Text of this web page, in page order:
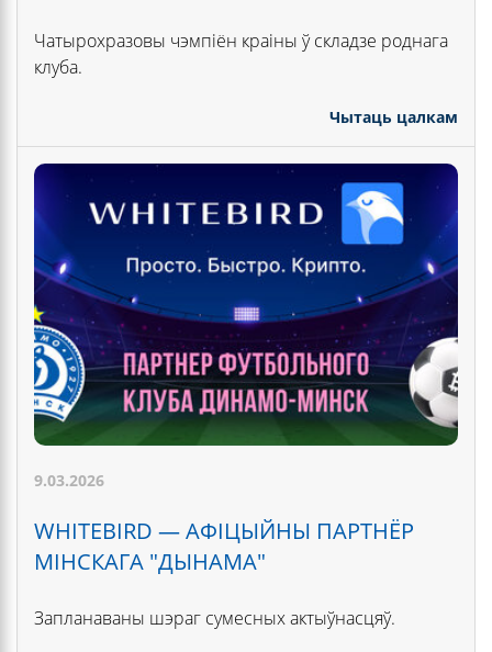
Чатырохразовы чэмпіён краіны ў складзе роднага
клуба.
Чытаць цалкам
9.03.2026
WHITEBIRD — АФІЦЫЙНЫ ПАРТНЁР
МІНСКАГА "ДЫНАМА"
Запланаваны шэраг сумесных актыўнасцяў.